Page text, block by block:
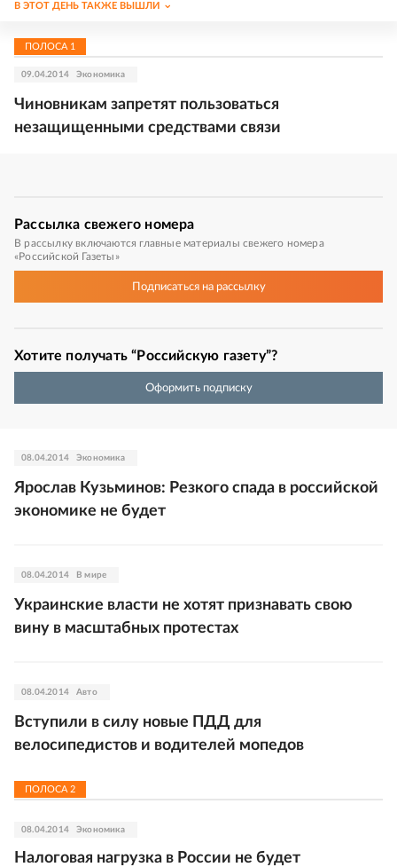
В ЭТОТ ДЕНЬ ТАКЖЕ ВЫШЛИ
ПОЛОСА 1
09.04.2014 Экономика
Чиновникам запретят пользоваться
незащищенными средствами связи
Рассылка свежего номера
В рассылку включаются главные материалы свежего номера
«Российской Газеты»
Подписатьсяна рассылку
Хотите получать “Российскую газету”?
Оформить подписку
08.04.2014 Экономика
Ярослав Кузьминов: Резкого спада в российской
экономике не будет
08.04.2014 В мире
Украинские власти не хотят признавать свою
вину в масштабных протестах
08.04.2014 Авто
Вступили в силу новые ПДД для
велосипедистов и водителей мопедов
ПОЛОСА 2
08.04.2014 Экономика
Налоговая нагрузка в России не будет